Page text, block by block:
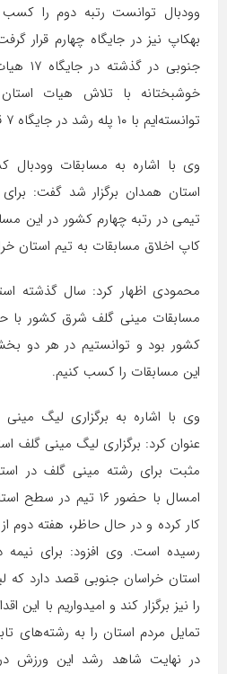
وودبال توانست رتبه دوم را
بهکاپ نیز در جایگاه چهارم قرار
جنوبی
خوشبختانه با تلاش هیات
توانسته‌ایم با ۱۰ پله رشد در جایگاه ۷ قرار بگیریم.
وی با اشاره به مسابقات وودبال
استان همدان برگزار شد گفت: برای
تیمی در رتبه چهارم کشور در این
کاپ اخلاق مسابقات به تیم استان
محمودی اظهار کرد: سال گذشته
مسابقات مینی گلف شرق کشور با
کشور بود و توانستیم در هر دو
این مسابقات را کسب کنیم.
وی با اشاره به برگزاری لیگ
عنوان کرد: برگزاری لیگ مینی گلف
مثبت برای رشته مینی گلف در
امسال با حضور ۱۶ تیم
کار کرده و در حال حاظر، هفته دوم
رسیده است. وی افزود: برای
استان خراسان جنوبی قصد دارد که
را نیز برگزار کند و امیدواریم با
تمایل مردم استان را به رشته‌های
در نهایت شاهد رشد این ورزش